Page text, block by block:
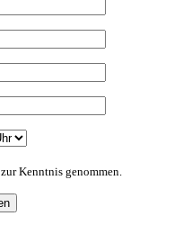
zur Kenntnis genommen.